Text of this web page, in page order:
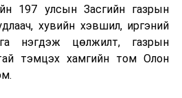
197 улсын Засгийн газрын
хувийн хэвшил, иргэний
нэгдэж цөлжилт, газрын
тэмцэх хамгийн том Олон